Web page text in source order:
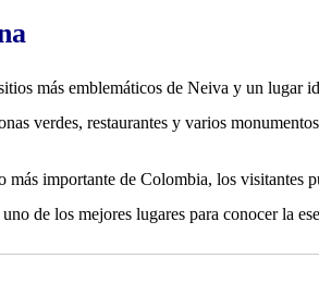
más emblemáticos de Neiva y un lugar
verdes, restaurantes y varios
importante de Colombia, los visitantes
de los mejores lugares para conocer la